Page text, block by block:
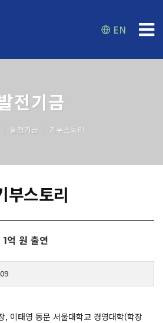
EN
전기금
발전기금 기부스토리
부스토리
억 원 출연
, 이태영 동문 서울대학교 경영대학(학장